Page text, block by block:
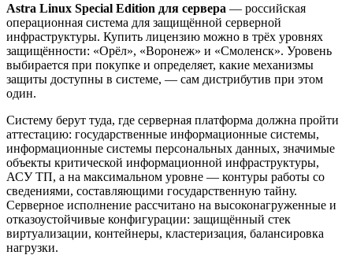
Astra Linux Special Edition для сервера — российская
операционная система для защищённой серверной
инфраструктуры. Купить лицензию можно в трёх уровнях
защищённости: «Орёл», «Воронеж» и «Смоленск». Уровень
выбирается при покупке и определяет, какие механизмы
защиты доступны в системе, — сам дистрибутив при этом
один.
Систему берут туда, где серверная платформа должна пройти
аттестацию: государственные информационные системы,
информационные системы персональных данных, значимые
объекты критической информационной инфраструктуры,
АСУ ТП, а на максимальном уровне — контуры работы со
сведениями, составляющими государственную тайну.
Серверное исполнение рассчитано на высоконагруженные и
отказоустойчивые конфигурации: защищённый стек
виртуализации, контейнеры, кластеризация, балансировка
нагрузки.